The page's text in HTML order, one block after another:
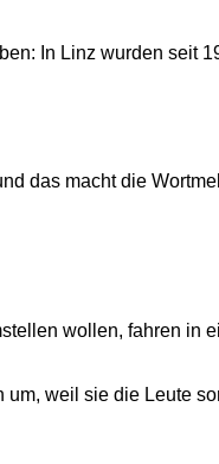
In Linz wurden seit
das macht die
wollen, fahren in
um, weil sie die Leute